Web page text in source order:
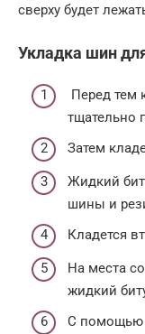
сверху будет
Укладка шин
Перед тем
тщательно
Затем
Жидкий
шины и
Кладется
На места
жидкий
С помощью